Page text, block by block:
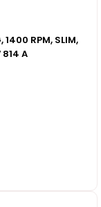
RPM, SLIM,
A